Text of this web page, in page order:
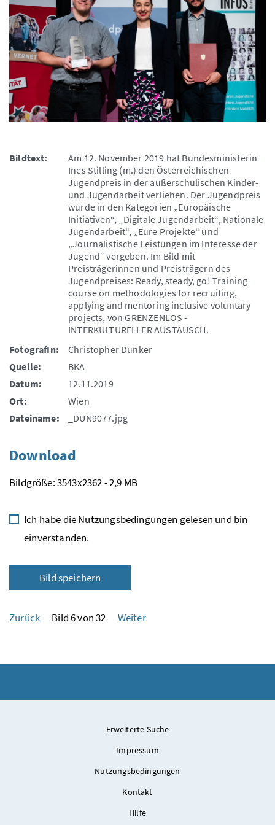
Bildtext:
Am 12. November 2019 hat Bundesministerin
Ines Stilling (m.) den Österreichischen
Jugendpreis in der außerschulischen Kinder-
und Jugendarbeit verliehen. Der Jugendpreis
wurde in den Kategorien „Europäische
Initiativen“, „Digitale Jugendarbeit“, Nationale
Jugendarbeit“, „Eure Projekte“ und
„Journalistische Leistungen im Interesse der
Jugend“ vergeben. Im Bild mit
Preisträgerinnen und Preisträgern des
Jugendpreises: Ready, steady, go! Training
course on methodologies for recruiting,
applying and mentoring inclusive voluntary
projects, von GRENZENLOS -
INTERKULTURELLER AUSTAUSCH.
FotografIn:
Christopher Dunker
Quelle:
BKA
Datum:
12.11.2019
Ort:
Wien
Dateiname:
_DUN9077.jpg
Download
Bildgröße: 3543x2362 - 2,9 MB
Ich habe dieNutzungsbedingungen gelesen und bin
einverstanden.
Bild speichern
Zurück Bild 6 von 32 Weiter
Erweiterte Suche
Impressum
Nutzungsbedingungen
Kontakt
Hilfe